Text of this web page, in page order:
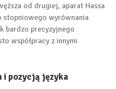
od drugiej, aparat Hassa
stopniowego wyrównania
bardzo precyzyjnego
współpracy z innymi
i pozycją języka